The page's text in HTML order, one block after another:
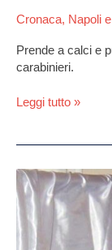
Cronaca, Napoli
Prende a calci e
carabinieri.
Leggi tutto »
Giugliano,
maxi-
inchiesta
su
appalto